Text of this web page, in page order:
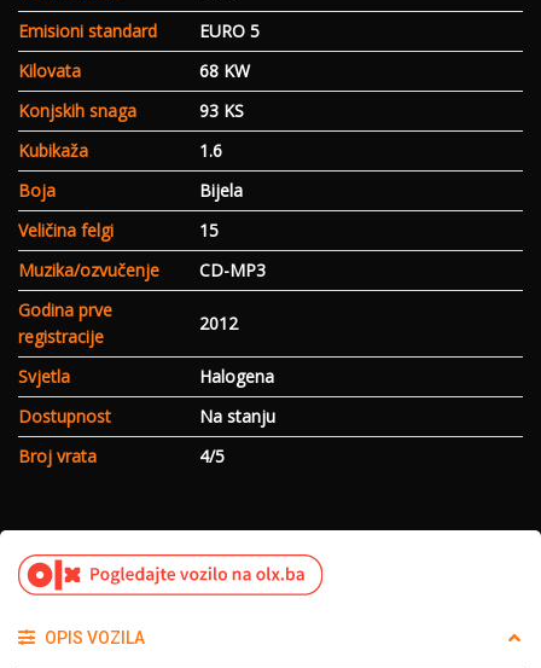
Emisioni standard
EURO 5
Kilovata
68 KW
Konjskih snaga
93 KS
Kubikaža
1.6
Boja
Bijela
Veličina felgi
15
Muzika/ozvučenje
CD-MP3
Godina prve
registracije
2012
Svjetla
Halogena
Dostupnost
Na stanju
Broj vrata
4/5
OPIS VOZILA